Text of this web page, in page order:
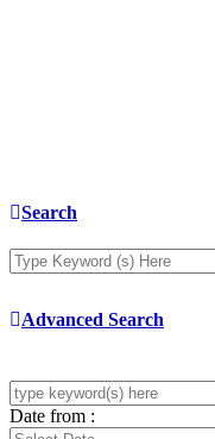
Search
Advanced Search
Date from :